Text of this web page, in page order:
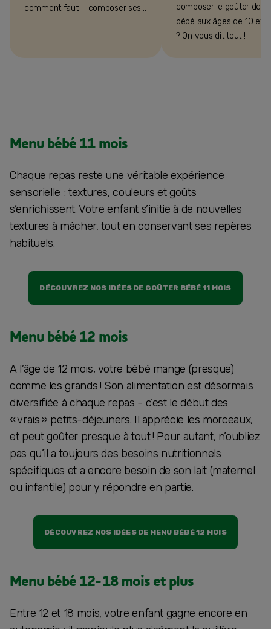
comment faut-il composer ses
composer le goûter de
bébé aux âges de 10 et
? On vous dit tout !
Menu bébé 11 mois
Chaque repas reste une véritable expérience
sensorielle : textures, couleurs et goûts
s’enrichissent. Votre enfant s’initie à de nouvelles
textures à mâcher, tout en conservant ses repères
habituels.
DÉCOUVREZ NOS IDÉES DE GOÛTER BÉBÉ 11 MOIS
Menu bébé 12 mois
A l’âge de 12 mois, votre bébé mange (presque)
comme les grands ! Son alimentation est désormais
diversifiée à chaque repas - c’est le début des
« vrais » petits-déjeuners. Il apprécie les morceaux,
et peut goûter presque à tout ! Pour autant, n’oubliez
pas qu’il a toujours des besoins nutritionnels
spécifiques et a encore besoin de son lait (maternel
ou infantile) pour y répondre en partie.
DÉCOUVREZ NOS IDÉES DE MENU BÉBÉ 12 MOIS
Menu bébé 12-18 mois et plus
Entre 12 et 18 mois, votre enfant gagne encore en